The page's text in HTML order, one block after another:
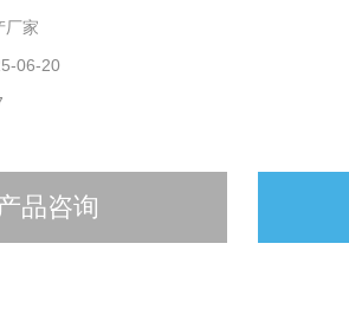
厂家
06-20
品咨询